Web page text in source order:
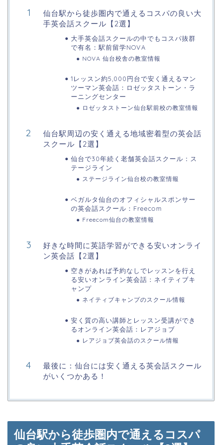
仙台駅から徒歩圏内で通えるコスパの良い大
手英会話スクール【2選】
大手英会話スクールの中でもコスパ抜群
で有名：駅前留学NOVA
NOVA 仙台校舎の教室情報
1レッスン約5,000円台で安く通えるマン
ツーマン英会話：ロゼッタストーン・ラ
ーニングセンター
ロゼッタストーン仙台駅前校の教室情報
仙台駅周辺の安く通える地域密着型の英会話
スクール【2選】
仙台で30年続く老舗英会話スクール：ス
テージライン
ステージライン仙台校の教室情報
ベガルタ仙台のオフィシャルスポンサー
の英会話スクール：Freecom
Freecom仙台の教室情報
好きな時間に英語学習ができる安いオンライ
ン英会話【2選】
空きがあれば予約なしでレッスンを行え
る安いオンライン英会話：ネイティブキ
ャンプ
ネイティブキャンプのスクール情報
安く質の高い講師とレッスン受講ができ
るオンライン英会話：レアジョブ
レアジョブ英会話のスクール情報
最後に：仙台には安く通える英会話スクール
がいくつかある！
仙台駅から徒歩圏内で通えるコスパ